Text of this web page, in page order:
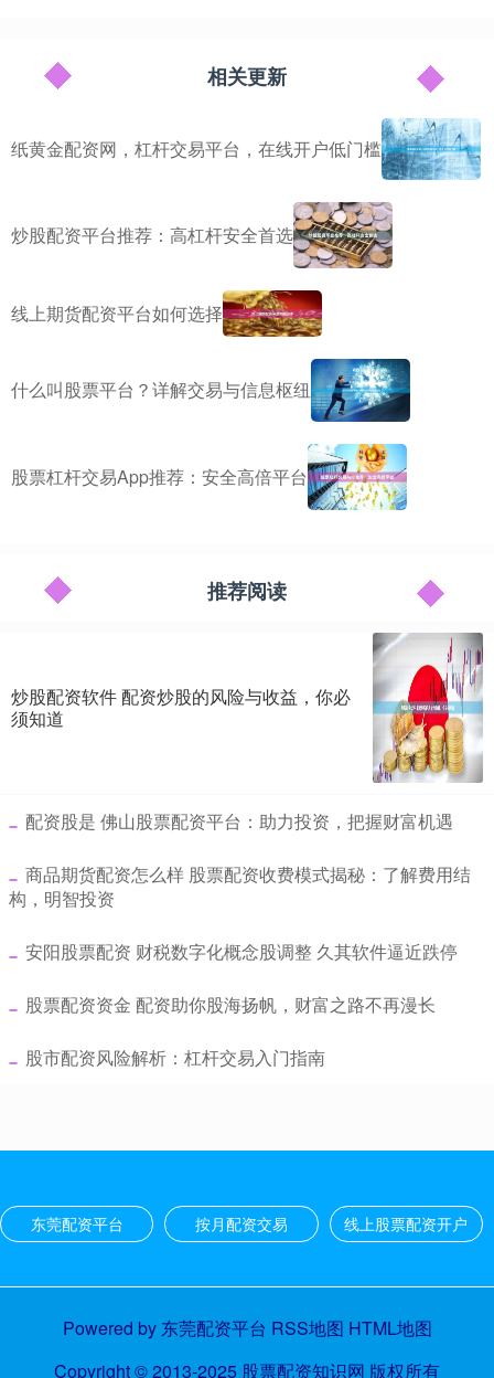
相关更新
纸黄金配资网，杠杆交易平台，在线开户低门槛
炒股配资平台推荐：高杠杆安全首选
线上期货配资平台如何选择
什么叫股票平台？详解交易与信息枢纽
股票杠杆交易App推荐：安全高倍平台
推荐阅读
炒股配资软件 配资炒股的风险与收益，你必
须知道
​配资股是 佛山股票配资平台：助力投资，把握财富机遇
​商品期货配资怎么样 股票配资收费模式揭秘：了解费用结
构，明智投资
​安阳股票配资 财税数字化概念股调整 久其软件逼近跌停
​股票配资资金 配资助你股海扬帆，财富之路不再漫长
​股市配资风险解析：杠杆交易入门指南
东莞配资平台 按月配资交易 线上股票配资开户
Powered by 东莞配资平台 RSS地图 HTML地图
Copyright© 2013-2025 股票配资知识网 版权所有